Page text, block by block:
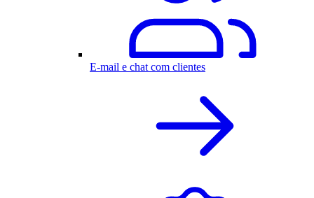
E-mail e chat com clientes